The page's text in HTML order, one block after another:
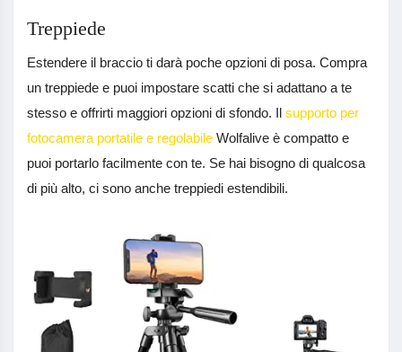
Treppiede
Estendere il braccio ti darà poche opzioni di posa. Compra
un treppiede e puoi impostare scatti che si adattano a te
stesso e offrirti maggiori opzioni di sfondo. Il supporto per
fotocamera portatile e regolabile Wolfalive è compatto e
puoi portarlo facilmente con te. Se hai bisogno di qualcosa
di più alto, ci sono anche treppiedi estendibili.